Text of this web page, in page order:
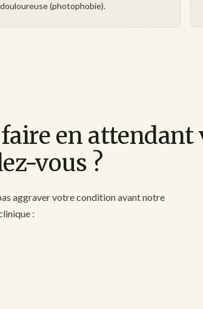
douloureuse (photophobie).
en attendant
vous ?
aggraver votre condition avant notre
: